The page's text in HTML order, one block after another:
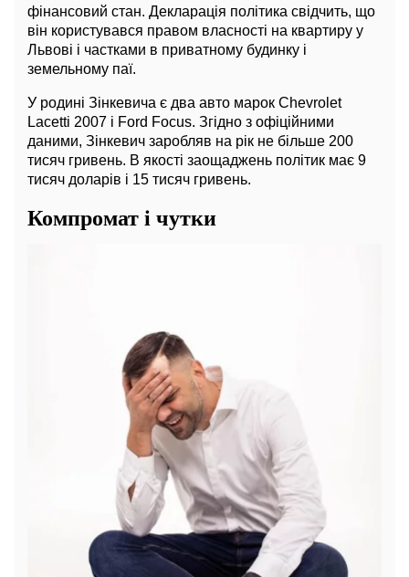
фінансовий стан. Декларація політика свідчить, що
він користувався правом власності на квартиру у
Львові і частками в приватному будинку і
земельному паї.
У родині Зінкевича є два авто марок Chevrolet
Lacetti 2007 і Ford Focus. Згідно з офіційними
даними, Зінкевич заробляв на рік не більше 200
тисяч гривень. В якості заощаджень політик має 9
тисяч доларів і 15 тисяч гривень.
Компромат і чутки